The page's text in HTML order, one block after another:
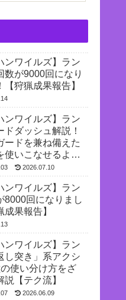
ンワイルズ】ラン
数が9000回になり
【狩猟成果報告】
ンワイルズ】ラン
ドダッシュ解説！
ードを兼ね備えた
使いこなせるよう
2026.07.10
ンワイルズ】ラン
8000回になりまし
成果報告】
ンワイルズ】ラン
し突き」系アクシ
使い分け方をざ
説【テク流】
2026.06.09